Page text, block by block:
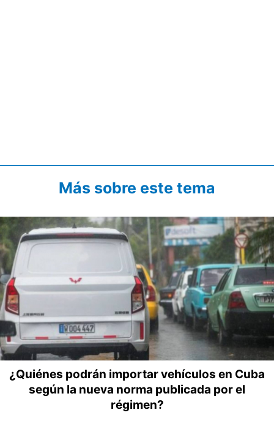
Más sobre este tema
¿Quiénes podrán importar vehículos en Cuba
según la nueva norma publicada por el
régimen?